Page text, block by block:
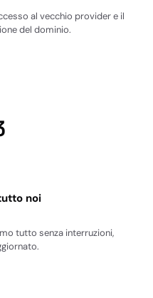
al vecchio provider e il
del dominio.
noi
tutto senza interruzioni,